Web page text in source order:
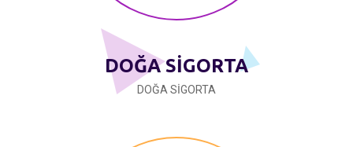
DOĞA SİGORTA
DOĞA SİGORTA